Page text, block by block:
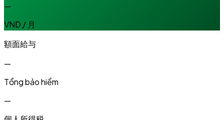
—
VND / 月
額面給与
—
Tổng bảo hiểm
—